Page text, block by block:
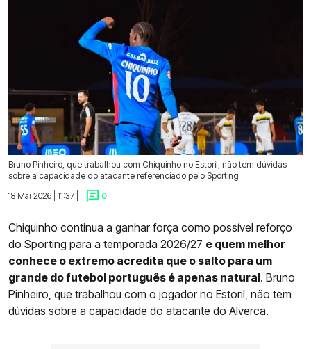
Bruno Pinheiro, que trabalhou com Chiquinho no Estoril, não tem dúvidas
sobre a capacidade do atacante referenciado pelo Sporting
18 Mai 2026 | 11:37 |
0
Chiquinho continua a ganhar força como possível reforço
do Sporting para a temporada 2026/27 e quem melhor
conhece o extremo acredita que o salto para um
grande do futebol português é apenas natural. Bruno
Pinheiro, que trabalhou com o jogador no Estoril, não tem
dúvidas sobre a capacidade do atacante do Alverca.